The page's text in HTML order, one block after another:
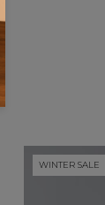
WINTER SALE